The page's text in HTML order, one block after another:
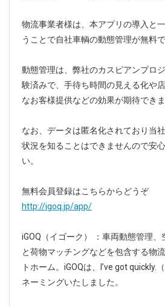
お問い合わせ
物流事業者様は、本アプリの導入と
うことで自社車輌の動態管理が無料
動態管理は、弊社のカスピアンプロ
験済みで、手待ち時間の見える化や
なお客様提供などの効果が期待できま
なお、データは匿名化されており当
状況を知ることはできませんので安
い。
無料会員登録はこちらからどうぞ
http://igoq.jp/app/
iGOQ（イゴーク） ：車両動態管理
と荷物マッチングなどを包含する物
トホーム。iGOQは、I’ve got quickly.
ネーミングいたしました。